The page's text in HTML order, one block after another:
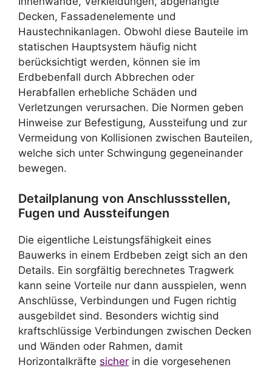
Decken, Fassadenelemente und
Haustechnikanlagen. Obwohl diese Bauteile im
statischen Hauptsystem häufig nicht
berücksichtigt werden, können sie im
Erdbebenfall durch Abbrechen oder
Herabfallen erhebliche Schäden und
Verletzungen verursachen. Die Normen geben
Hinweise zur Befestigung, Aussteifung und zur
Vermeidung von Kollisionen zwischen Bauteilen,
welche sich unter Schwingung gegeneinander
bewegen.
Detailplanung von Anschlussstellen,
Fugen und Aussteifungen
Die eigentliche Leistungsfähigkeit eines
Bauwerks in einem Erdbeben zeigt sich an den
Details. Ein sorgfältig berechnetes Tragwerk
kann seine Vorteile nur dann ausspielen, wenn
Anschlüsse, Verbindungen und Fugen richtig
ausgebildet sind. Besonders wichtig sind
kraftschlüssige Verbindungen zwischen Decken
und Wänden oder Rahmen, damit
Horizontalkräfte sicher in die vorgesehenen